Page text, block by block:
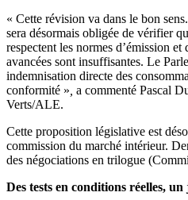
« Cette révision va dans le bon
sera désormais obligée de vérifier
respectent les normes d’émission
avancées sont insuffisantes. Le
indemnisation directe des
conformité » a commenté Pascal
Verts/ALE.
Cette proposition législative est
commission du marché intérieur.
des négociations en trilogue
Des tests en conditions réelles,